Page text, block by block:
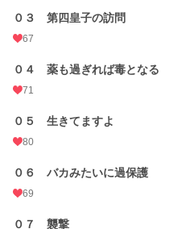
０３ 第四皇子の訪問
67
０４ 薬も過ぎれば毒となる
71
０５ 生きてますよ
80
０６ バカみたいに過保護
69
０７ 襲撃